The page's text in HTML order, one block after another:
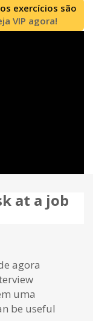
exercícios são
VIP agora!
at a job
agora
uma
be useful